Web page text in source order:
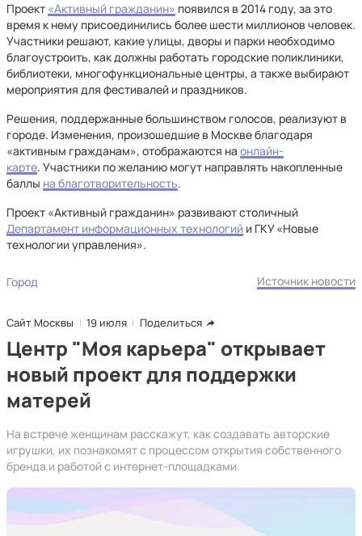
Проект «Активный гражданин» появился в 2014 году, за это
время к нему присоединились более шести миллионов человек.
Участники решают, какие улицы, дворы и парки необходимо
благоустроить, как должны работать городские поликлиники,
библиотеки, многофункциональные центры, а также выбирают
мероприятия для фестивалей и праздников.
Решения, поддержанные большинством голосов, реализуют в
городе. Изменения, произошедшие в Москве благодаря
«активным гражданам», отображаются на онлайн-
карте. Участники по желанию могут направлять накопленные
баллы на благотворительность.
Проект «Активный гражданин» развивают столичный
Департамент информационных технологий и ГКУ «Новые
технологии управления».
Город Источник новости
Сайт Москвы 19 июля Поделиться
Центр "Моя карьера" открывает
новый проект для поддержки
матерей
На встрече женщинам расскажут, как создавать авторские
игрушки, их познакомят с процессом открытия собственного
бренда и работой с интернет-площадками.